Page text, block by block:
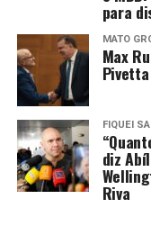
mediante caução
aluguel, sob pena
Fonte: O
Comentários
para
MATO
Max
FIQUEI
diz
Riva